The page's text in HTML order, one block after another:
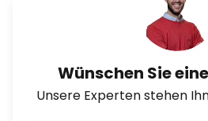
Wünschen Sie
Unsere Experten stehen